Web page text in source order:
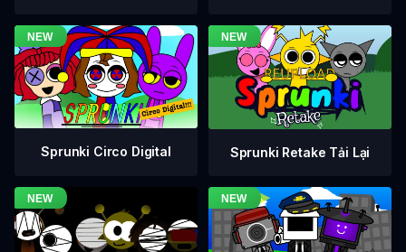
Sprunki Circo Digital Sprunki Retake Tải Lại